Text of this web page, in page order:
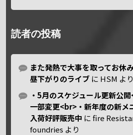
読者の投稿
また発熱で大事を取ってお休
昼下がりのライブ に HSM より
・5月のスケジュール更新公
一部変更<br>・新年度の新
入荷好評販売中 にfire
foundries より